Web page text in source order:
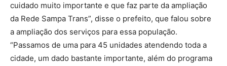
cuidado muito importante e que faz parte da ampliação
da Rede Sampa Trans”, disse o prefeito, que falou sobre
a ampliação dos serviços para essa população.
“Passamos de uma para 45 unidades atendendo toda a
cidade, um dado bastante importante, além do programa